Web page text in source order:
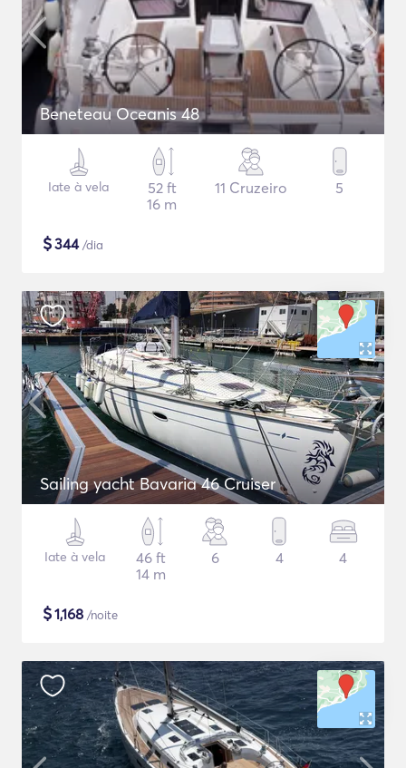
Beneteau Oceanis 48
Iate à vela
52 ft
16 m
11 Cruzeiro 5
$344/dia
Sailing yacht Bavaria 46 Cruiser
Iate à vela
46 ft
14 m
6 4 4
$1,168 /noite